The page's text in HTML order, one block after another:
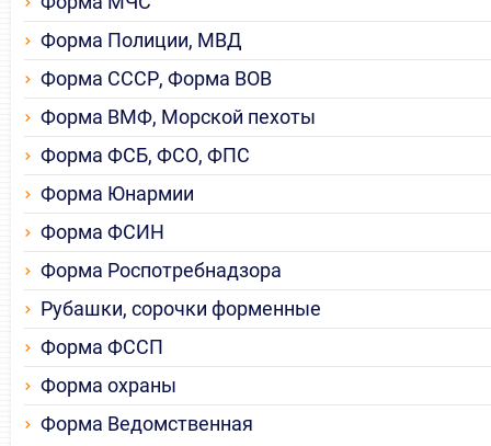
Форма Полиции, МВД
Форма СССР, Форма ВОВ
Форма ВМФ, Морской пехоты
Форма ФСБ, ФСО, ФПС
Форма Юнармии
Форма ФСИН
Форма Роспотребнадзора
Рубашки, сорочки форменные
Форма ФССП
Форма охраны
Форма Ведомственная